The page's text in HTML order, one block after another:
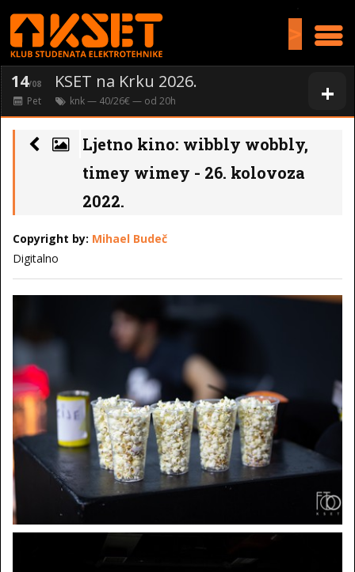
>
+
14/08 KSET na Krku 2026.
Pet knk— 40/26€ — od 20h
Ljetno kino: wibbly wobbly,
timey wimey - 26. kolovoza
2022.
Copyright by: Mihael Budeč
Digitalno